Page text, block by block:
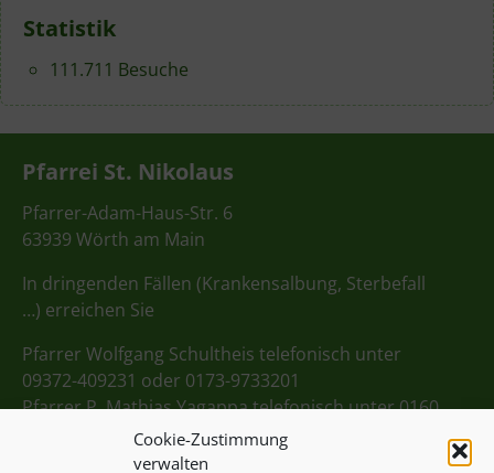
Cookie-Zustimmung
verwalten
Statistik
111.711 Besuche
Pfarrei St. Nikolaus
Pfarrer-Adam-Haus-Str. 6
63939 Wörth am Main
In dringenden Fällen (Krankensalbung, Sterbefall
…) erreichen Sie
Pfarrer Wolfgang Schultheis telefonisch unter
09372-409231 oder 0173-9733201
Pfarrer P. Mathias Yagappa telefonisch unter 0160